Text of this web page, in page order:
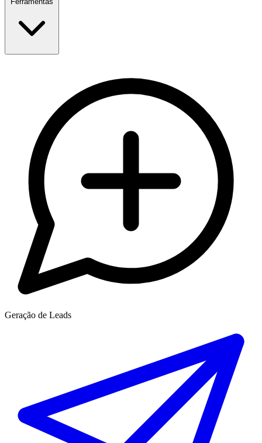
Geração de Leads